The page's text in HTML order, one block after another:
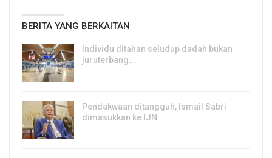
BERITA YANG BERKAITAN
Individu ditahan seludup dadah bukan
juruterbang…
Pendakwaan ditangguh, Ismail Sabri
dimasukkan ke IJN